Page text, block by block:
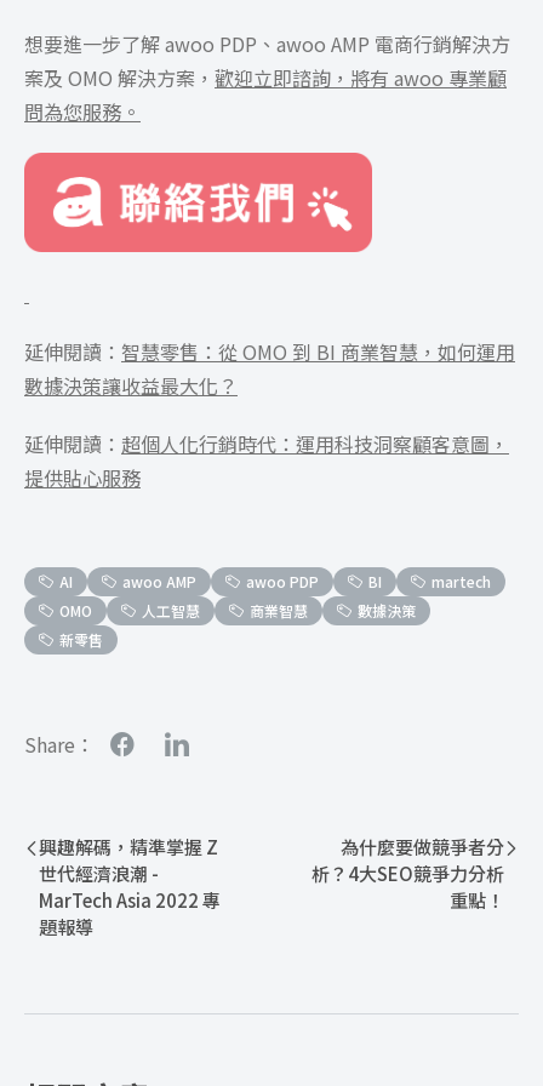
想要進一步了解 awoo PDP、awoo AMP 電商行銷解決方
案及 OMO 解決方案， 歡迎立即諮詢，將有 awoo 專業顧
問為您服務。
延伸閱讀： 智慧零售：從 OMO 到 BI 商業智慧，如何運用
數據決策讓收益最大化？
延伸閱讀： 超個人化行銷時代：運用科技洞察顧客意圖，
提供貼心服務
AI awoo AMP awoo PDP BI
martech
OMO
人工智慧 商業智慧
數據決策
新零售
Share：
興趣解碼，精準掌握 Z
世代經濟浪潮 -
MarTech Asia 2022 專
題報導
為什麼要做競爭者分
析？4大SEO競爭力分析
重點！